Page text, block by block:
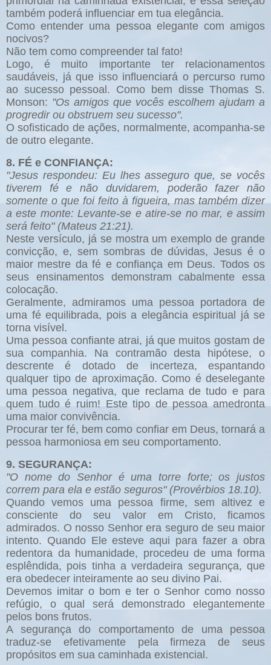
também poderá influenciar em tua elegância.
Como entender uma pessoa elegante com amigos
nocivos?
Não tem como compreender tal fato!
Logo, é muito importante ter relacionamentos
saudáveis, já que isso influenciará o percurso rumo
ao sucesso pessoal. Como bem disse Thomas S.
Monson: "Os amigos que vocês escolhem ajudam a
progredir ou obstruem seu sucesso".
O sofisticado de ações, normalmente, acompanha-se
de outro elegante.
8. FÉ e CONFIANÇA:
"Jesus respondeu: Eu lhes asseguro que, se vocês
tiverem fé e não duvidarem, poderão fazer não
somente o que foi feito à figueira, mas também dizer
a este monte: Levante-se e atire-se no mar, e assim
será feito" (Mateus 21:21).
Neste versículo, já se mostra um exemplo de grande
convicção, e, sem sombras de dúvidas, Jesus é o
maior mestre da fé e confiança em Deus. Todos os
seus ensinamentos demonstram cabalmente essa
colocação.
Geralmente, admiramos uma pessoa portadora de
uma fé equilibrada, pois a elegância espiritual já se
torna visível.
Uma pessoa confiante atrai, já que muitos gostam de
sua companhia. Na contramão desta hipótese, o
descrente é dotado de incerteza, espantando
qualquer tipo de aproximação. Como é deselegante
uma pessoa negativa, que reclama de tudo e para
quem tudo é ruim! Este tipo de pessoa amedronta
uma maior convivência.
Procurar ter fé, bem como confiar em Deus, tornará a
pessoa harmoniosa em seu comportamento.
9. SEGURANÇA:
"O nome do Senhor é uma torre forte; os justos
correm para ela e estão seguros" (Provérbios 18.10).
Quando vemos uma pessoa firme, sem altivez e
consciente do seu valor em Cristo, ficamos
admirados. O nosso Senhor era seguro de seu maior
intento. Quando Ele esteve aqui para fazer a obra
redentora da humanidade, procedeu de uma forma
esplêndida, pois tinha a verdadeira segurança, que
era obedecer inteiramente ao seu divino Pai.
Devemos imitar o bom e ter o Senhor como nosso
refúgio, o qual será demonstrado elegantemente
pelos bons frutos.
A segurança do comportamento de uma pessoa
traduz-se efetivamente pela firmeza de seus
propósitos em sua caminhada existencial.